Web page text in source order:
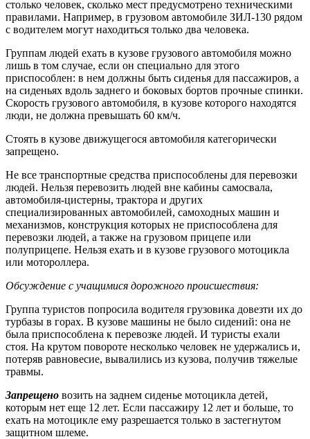
столько человек, сколько мест предусмотрено техническими
правилами. Например, в грузовом автомобиле ЗИЛ-130 рядом
с водителем могут находиться только два человека.
Группам людей ехать в кузове грузового автомобиля можно
лишь в том случае, если он специально для этого
приспособлен: в нем должны быть сиденья для пассажиров, а
на сиденьях вдоль заднего и боковых бортов прочные спинки.
Скорость грузового автомобиля, в кузове которого находятся
люди, не должна превышать 60 км/ч.
Стоять в кузове движущегося автомобиля категорически
запрещено.
Не все транспортные средства приспособлены для перевозки
людей. Нельзя перевозить людей вне кабины самосвала,
автомобиля-цистерны, трактора и других
специализированных автомобилей, самоходных машин и
механизмов, конструкция которых не приспособлена для
перевозки людей, а также на грузовом прицепе или
полуприцепе. Нельзя ехать и в кузове грузового мотоцикла
или мотороллера.
Обсуждение с учащимися дорожного происшествия:
Группа туристов попросила водителя грузовика довезти их до
турбазы в горах. В кузове машины не было сидений: она не
была приспособлена к перевозке людей. И туристы ехали
стоя. На крутом повороте несколько человек не удержались и,
потеряв равновесие, вывалились из кузова, получив тяжелые
травмы.
Запрещено возить на заднем сиденье мотоцикла детей,
которым нет еще 12 лет. Если пассажиру 12 лет и больше, то
ехать на мотоцикле ему разрешается только в застегнутом
защитном шлеме.